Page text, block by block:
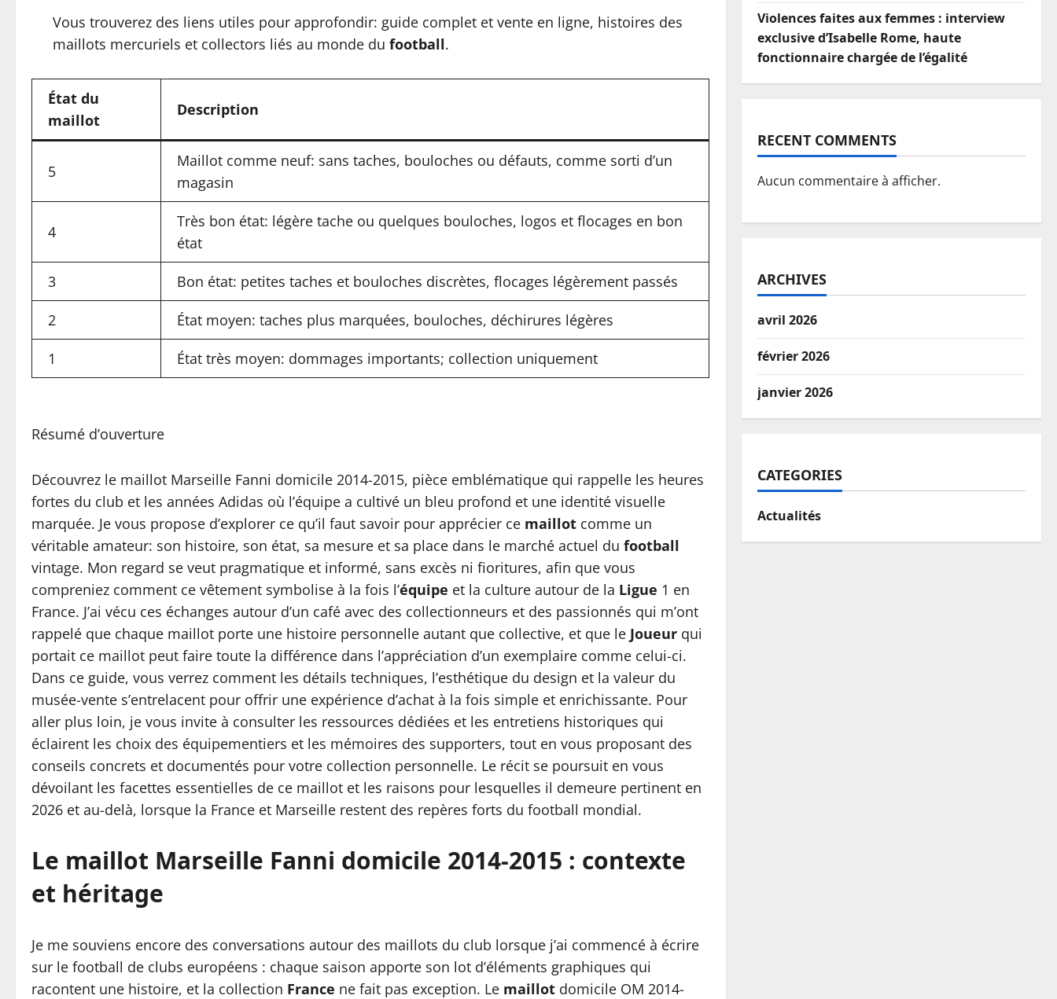
Vous trouverez des liens utiles pour approfondir: guide complet et vente en ligne, histoires des
maillots mercuriels et collectors liés au monde du football.
État du
maillot
Description
5
Maillot comme neuf: sans taches, bouloches ou défauts, comme sorti d’un
magasin
4
Très bon état: légère tache ou quelques bouloches, logos et flocages en bon
état
3 Bon état: petites taches et bouloches discrètes, flocages légèrement passés
2 État moyen: taches plus marquées, bouloches, déchirures légères
1 État très moyen: dommages importants; collection uniquement
Résumé d’ouverture
Découvrez le maillot Marseille Fanni domicile 2014-2015, pièce emblématique qui rappelle les heures
fortes du club et les années Adidas où l’équipe a cultivé un bleu profond et une identité visuelle
marquée. Je vous propose d’explorer ce qu’il faut savoir pour apprécier ce maillot comme un
véritable amateur: son histoire, son état, sa mesure et sa place dans le marché actuel du football
vintage. Mon regard se veut pragmatique et informé, sans excès ni fioritures, afin que vous
compreniez comment ce vêtement symbolise à la fois l’équipe et la culture autour de la Ligue 1 en
France. J’ai vécu ces échanges autour d’un café avec des collectionneurs et des passionnés qui m’ont
rappelé que chaque maillot porte une histoire personnelle autant que collective, et que le Joueur qui
portait ce maillot peut faire toute la différence dans l’appréciation d’un exemplaire comme celui-ci.
Dans ce guide, vous verrez comment les détails techniques, l’esthétique du design et la valeur du
musée-vente s’entrelacent pour offrir une expérience d’achat à la fois simple et enrichissante. Pour
aller plus loin, je vous invite à consulter les ressources dédiées et les entretiens historiques qui
éclairent les choix des équipementiers et les mémoires des supporters, tout en vous proposant des
conseils concrets et documentés pour votre collection personnelle. Le récit se poursuit en vous
dévoilant les facettes essentielles de ce maillot et les raisons pour lesquelles il demeure pertinent en
2026 et au-delà, lorsque la France et Marseille restent des repères forts du football mondial.
Le maillot Marseille Fanni domicile 2014-2015 : contexte
et héritage
Je me souviens encore des conversations autour des maillots du club lorsque j’ai commencé à écrire
sur le football de clubs européens : chaque saison apporte son lot d’éléments graphiques qui
racontent une histoire, et la collection France ne fait pas exception. Le maillot domicile OM 2014-
Violences faites aux femmes : interview
exclusive d’Isabelle Rome, haute
fonctionnaire chargée de l’égalité
RECENT COMMENTS
Aucun commentaire à afficher.
ARCHIVES
avril 2026
février 2026
janvier 2026
CATEGORIES
Actualités